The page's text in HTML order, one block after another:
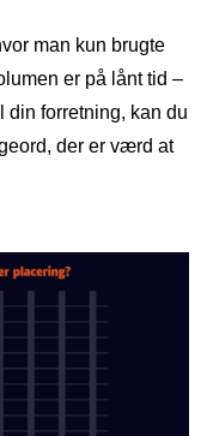
man kun brugte
er på lånt tid –
din forretning, kan du
der er værd at